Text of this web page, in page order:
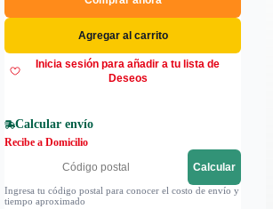
Agregar al carrito
Inicia sesión para añadir a tu lista de
Deseos
Calcular envío
Recibe a Domicilio
Calcular
Ingresa tu código postal para conocer el costo de envío y
tiempo aproximado